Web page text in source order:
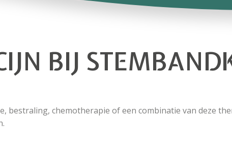
BIJ
bestraling, chemotherapie of een combinatie van deze